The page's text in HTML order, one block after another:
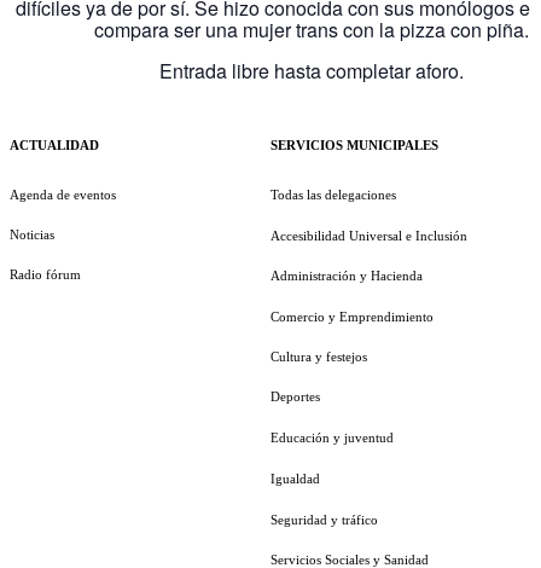
difíciles ya de por sí. Se hizo conocida con sus monólogos
compara ser una mujer trans con la pizza con piña.
Entrada libre hasta completar aforo.
ACTUALIDAD
Agenda de eventos
Noticias
Radio fórum
SERVICIOS MUNICIPALES
Todas las delegaciones
Accesibilidad Universal e Inclusión
Administración y Hacienda
Comercio y Emprendimiento
Cultura y festejos
Deportes
Educación y juventud
Igualdad
Seguridad y tráfico
Servicios Sociales y Sanidad